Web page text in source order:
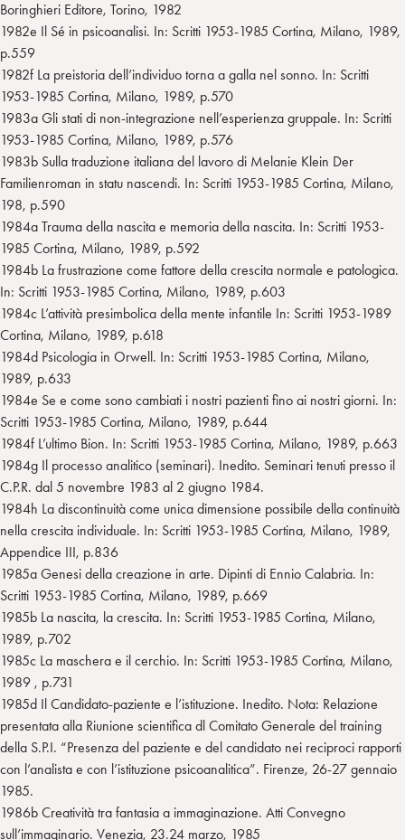
Boringhieri Editore, Torino, 1982
1982e Il Sé in psicoanalisi. In: Scritti 1953-1985 Cortina, Milano, 1989,
p.559
1982f La preistoria dell’individuo torna a galla nel sonno. In: Scritti
1953-1985 Cortina, Milano, 1989, p.570
1983a Gli stati di non-integrazione nell’esperienza gruppale. In: Scritti
1953-1985 Cortina, Milano, 1989, p.576
1983b Sulla traduzione italiana del lavoro di Melanie Klein Der
Familienroman in statu nascendi. In: Scritti 1953-1985 Cortina, Milano,
198, p.590
1984a Trauma della nascita e memoria della nascita. In: Scritti 1953-
1985 Cortina, Milano, 1989, p.592
1984b La frustrazione come fattore della crescita normale e patologica.
In: Scritti 1953-1985 Cortina, Milano, 1989, p.603
1984c L’attività presimbolica della mente infantile In: Scritti 1953-1989
Cortina, Milano, 1989, p.618
1984d Psicologia in Orwell. In: Scritti 1953-1985 Cortina, Milano,
1989, p.633
1984e Se e come sono cambiati i nostri pazienti fino ai nostri giorni. In:
Scritti 1953-1985 Cortina, Milano, 1989, p.644
1984f L’ultimo Bion. In: Scritti 1953-1985 Cortina, Milano, 1989, p.663
1984g Il processo analitico (seminari). Inedito. Seminari tenuti presso il
C.P.R. dal 5 novembre 1983 al 2 giugno 1984.
1984h La discontinuità come unica dimensione possibile della continuità
nella crescita individuale. In: Scritti 1953-1985 Cortina, Milano, 1989,
Appendice III, p.836
1985a Genesi della creazione in arte. Dipinti di Ennio Calabria. In:
Scritti 1953-1985 Cortina, Milano, 1989, p.669
1985b La nascita, la crescita. In: Scritti 1953-1985 Cortina, Milano,
1989, p.702
1985c La maschera e il cerchio. In: Scritti 1953-1985 Cortina, Milano,
1989 , p.731
1985d Il Candidato-paziente e l’istituzione. Inedito. Nota: Relazione
presentata alla Riunione scientifica dl Comitato Generale del training
della S.P.I. “Presenza del paziente e del candidato nei reciproci rapporti
con l’analista e con l’istituzione psicoanalitica”. Firenze, 26-27 gennaio
1985.
1986b Creatività tra fantasia a immaginazione. Atti Convegno
sull’immaginario. Venezia, 23.24 marzo, 1985